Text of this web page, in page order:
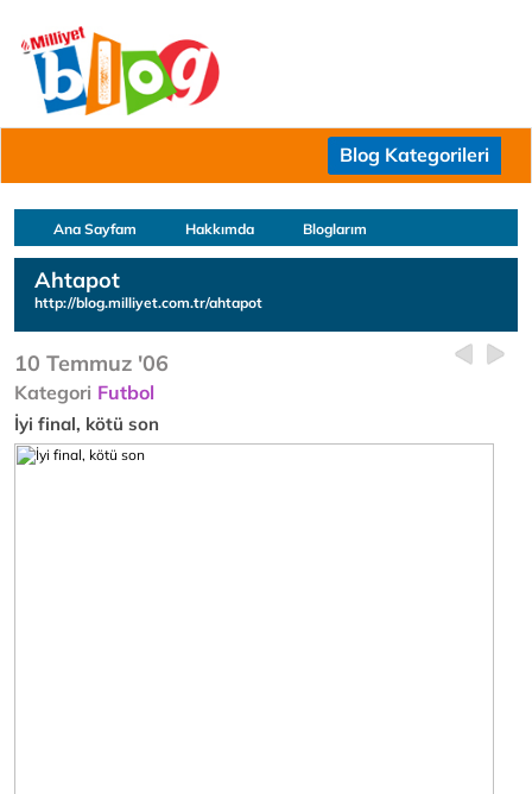
Blog Kategorileri
Ana Sayfam Hakkımda Bloglarım
Ahtapot
http://blog.milliyet.com.tr/ahtapot
10 Temmuz '06
Kategori Futbol
İyi final, kötü son